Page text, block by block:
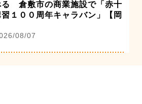
る 倉敷市の商業施設で「赤十
１００周年キャラバン」【岡
08/07